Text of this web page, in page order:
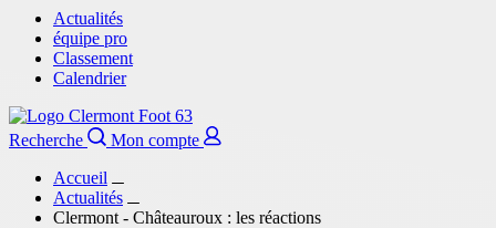
Actualités
équipe pro
Classement
Calendrier
Recherche
Mon compte
Accueil
Actualités
Clermont - Châteauroux : les réactions